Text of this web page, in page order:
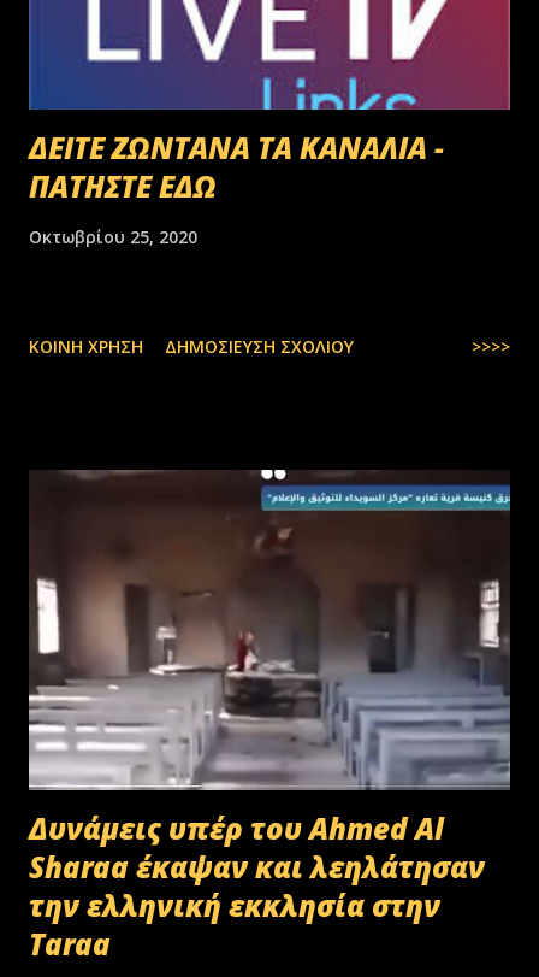
ΔΕΙΤΕ ΖΩΝΤΑΝΑ ΤΑ ΚΑΝΑΛΙΑ -
ΠΑΤΗΣΤΕ ΕΔΩ
Οκτωβρίου 25, 2020
ΚΟΙΝΉ ΧΡΉΣΗ ΔΗΜΟΣΊΕΥΣΗ ΣΧΟΛΊΟΥ >>>>
Δυνάμεις υπέρ του Ahmed Al
Sharaa έκαψαν και λεηλάτησαν
την ελληνική εκκλησία στην
Taraa